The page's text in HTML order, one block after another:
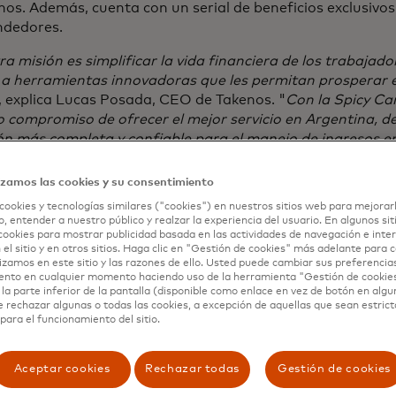
Además, cuenta con un serial de beneficios
misión es simplificar la vida financiera de los
a herramientas innovadoras que les permitan prosperar
explica Lucas Posada, CEO de Takenos. " Con la Spicy
compromiso de ofrecer el mejor servicio en Argentina,
más completa y confiable para el manejo de ingresos
parte, Santiago Witis, Country Manager en Argentina y
líder en tecnología financiera para la emisión,
de tarjetas en América Latina., detalló: "Nos
al desarrollo de la economía del conocimiento y la
con la nueva infraestructura tecnológica de pagos
propuesta de valor de Takenos".
en procesamiento y tecnología financiera
de 3 años de operación, Takenos, la startup creada
su posición como la fintech líder en Argentina para el
las cookies y su consentimiento
y tecnologías similares ("cookies") en nuestros sitios web para
entender a nuestro público y realzar la experiencia del usuario. En algunos
para mostrar publicidad basada en las actividades de navegación e
el sitio y en otros sitios. Haga clic en "Gestión de cookies" más adelante para
en este sitio y las razones de ello. Usted puede cambiar sus
en cualquier momento haciendo uso de la herramienta "Gestión de
la parte inferior de la pantalla (disponible como enlace en vez de botón en
rechazar algunas o todas las cookies, a excepción de aquellas que sean
el funcionamiento del sitio.
Aceptar cookies Rechazar todas Gestión de cookies